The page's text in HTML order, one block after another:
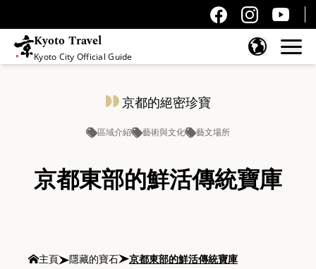
Kyoto Travel
Kyoto City Official Guide
京都的絕密珍寶
區域介紹 藝術與文化 藝文場所
京都東部的鮮活傳統寶庫
主頁 隱藏的寶石 京都東部的鮮活傳統寶庫